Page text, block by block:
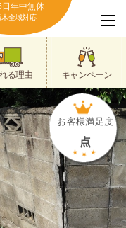
年中無休
木全域対応
る理由 キャンペーン
お客様満足度
点